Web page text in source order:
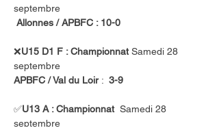
septembre
Allonnes / APBFC : 10-0
❌U15 D1 F : Championnat Samedi 28
septembre
APBFC / Val du Loir : 3-9
✅U13 A : Championnat Samedi 28
septembre